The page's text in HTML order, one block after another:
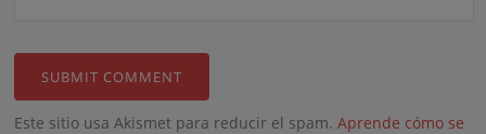
Este sitio usa Akismet para reducir el spam.Aprende cómo se